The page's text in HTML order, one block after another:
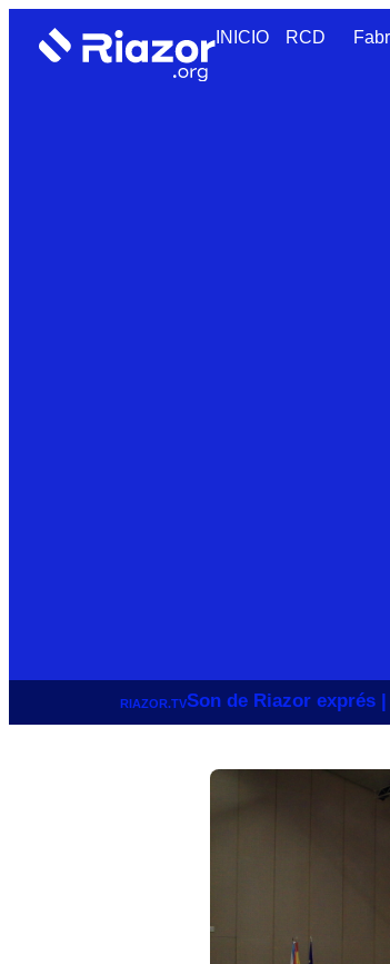
INICIO RCD
RIAZOR.TVSon de Riazor exprés